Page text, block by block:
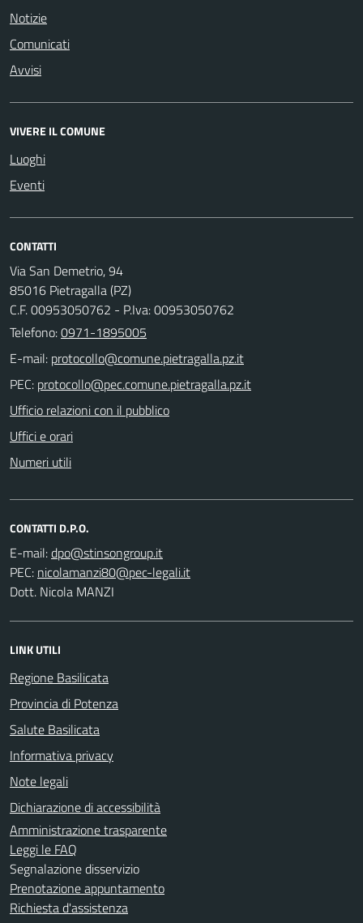
Notizie
Comunicati
Avvisi
VIVERE IL COMUNE
Luoghi
Eventi
CONTATTI
Via San Demetrio, 94
85016 Pietragalla (PZ)
C.F. 00953050762 - P.Iva: 00953050762
Telefono:0971-1895005
E-mail:
PEC:
Ufficio relazioni con il pubblico
Uffici e orari
Numeri utili
CONTATTI D.P.O.
E-mail:
PEC:
Dott. Nicola MANZI
LINK UTILI
Regione Basilicata
Provincia di Potenza
Salute Basilicata
Informativa privacy
Note legali
Dichiarazione di accessibilità
Amministrazione trasparente
Leggi le FAQ
Segnalazione disservizio
Prenotazione appuntamento
Richiesta d'assistenza